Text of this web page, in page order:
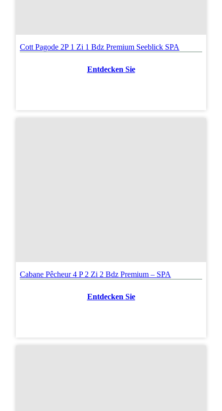
Cott Pagode 2P 1 Zi 1 Bdz Premium Seeblick SPA
Entdecken Sie
Cabane Pêcheur 4 P 2 Zi 2 Bdz Premium – SPA
Entdecken Sie